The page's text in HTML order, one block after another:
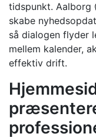
tidspunkt. Aalborg
skabe
så dialogen flyder
mellem kalender,
effektiv drift.